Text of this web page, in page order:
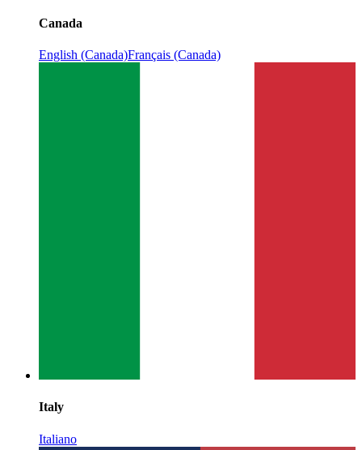
Canada
English (Canada)Français (Canada)
Italy
Italiano